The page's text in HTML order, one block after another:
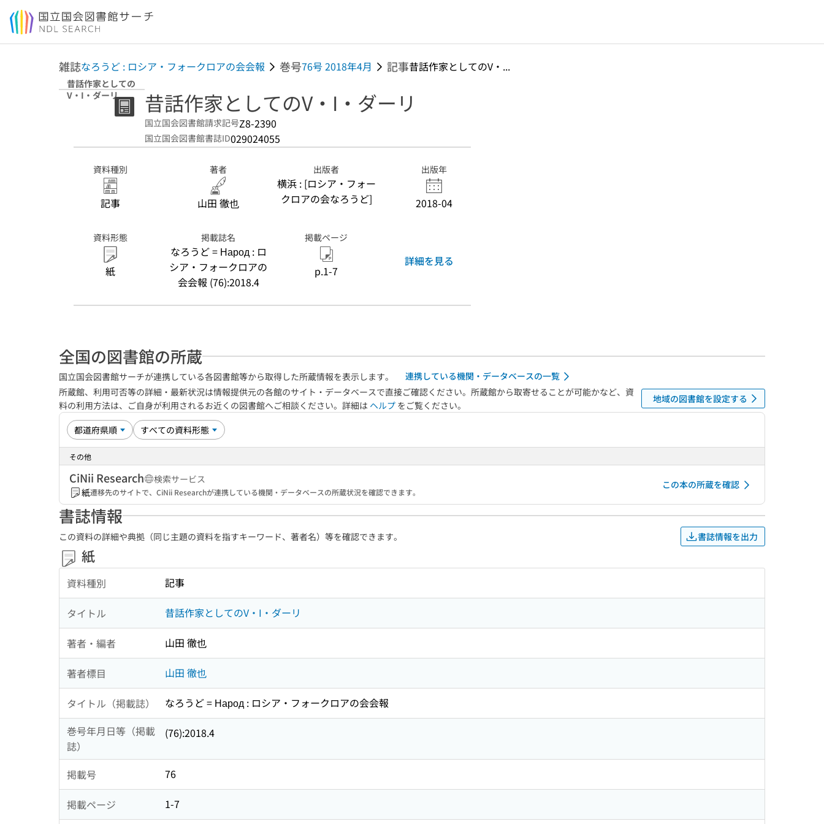
本文へ移動
雑誌なろうど : ロシア・フォークロアの会会報 巻号76号 2018年4月 記事昔話作家としてのV・...
昔話作家としての
V・I・ダーリ
昔話作家としてのV・I・ダーリ
国立国会図書館請求記号Z8-2390
国立国会図書館書誌ID029024055
資料種別
記事
著者
山田 徹也
出版者
横浜 : [ロシア・フォー
クロアの会なろうど]
出版年
2018-04
資料形態
紙
掲載誌名
なろうど = Народ : ロ
シア・フォークロアの
会会報 (76):2018.4
掲載ページ
p.1-7
詳細を見る
全国の図書館の所蔵
国立国会図書館サーチが連携している各図書館等から取得した所蔵情報を表示します。
連携している機関・データベースの一覧
所蔵館、利用可否等の詳細・最新状況は情報提供元の各館のサイト・データベースで直接ご確認ください。所蔵館から取寄せることが可能かなど、資
料の利用方法は、ご自身が利用されるお近くの図書館へご相談ください。詳細は ヘルプ をご覧ください。
地域の図書館を設定する
その他
CiNii Research
検索サービス
紙遷移先のサイトで、CiNii Researchが連携している機関・データベースの所蔵状況を確認できます。
この本の所蔵を確認
書誌情報
この資料の詳細や典拠（同じ主題の資料を指すキーワード、著者名）等を確認できます。 書誌情報を出力
紙
資料種別 記事
タイトル 昔話作家としてのV・I・ダーリ
著者・編者 山田 徹也
著者標目 山田 徹也
タイトル（掲載誌）
なろうど = Народ : ロシア・フォークロアの会会報
巻号年月日等（掲載
誌）
(76):2018.4
掲載号 76
掲載ページ
1-7